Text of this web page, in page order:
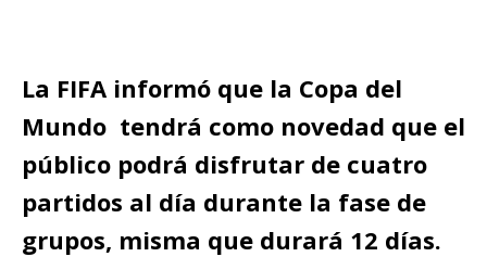
La FIFA informó que la Copa del
Mundo tendrá como novedad que el
público podrá disfrutar de cuatro
partidos al día durante la fase de
grupos, misma que durará 12 días.